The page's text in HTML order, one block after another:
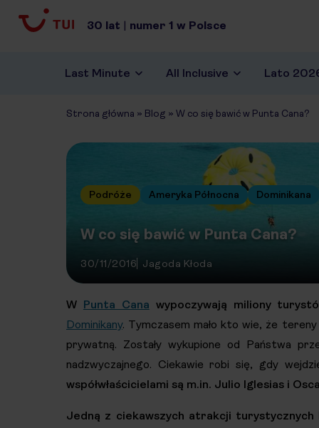
30 lat | numer 1 w Polsce
Last Minute All Inclusive Lato
Strona główna » Blog » W co się bawić w Punta Cana?
Podróże Ameryka Północna Dominikana
W co się bawić w Punta Cana?
30/11/2016 Jagoda Kłoda
W Punta Cana wypoczywają miliony
Dominikany. Tymczasem mało kto wie, że
prywatną. Zostały wykupione od Państwa
nadzwyczajnego. Ciekawie robi się, gdy
współwłaścicielami są m.in. Julio Iglesias i
Jedną z ciekawszych atrakcji